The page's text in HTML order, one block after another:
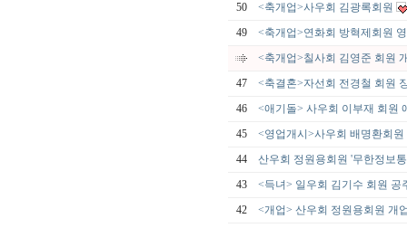
50
<축개업>사우회 김광록회원
49
<축개업>연화회 방혁제회원
<축개업>칠사회 김영준 회원
47
<축결혼>자선회 전경철 회원
46
<애기돌> 사우회 이부재 회원
45
<영업개시>사우회 배명환회
44
산우회 정원용회원 '무한정보
43
<득녀> 일우회 김기수 회원 공
42
<개업> 산우회 정원용회원 개